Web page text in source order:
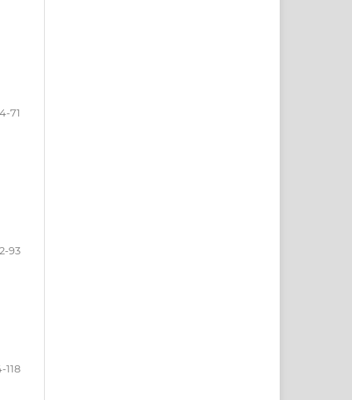
71
93
118